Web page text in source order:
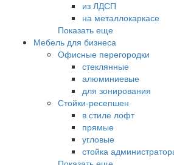
из ЛДСП
на металлокаркасе
Показать еще
Мебель для бизнеса
Офисные перегородки
стеклянные
алюминиевые
для зонирования
Стойки-ресепшен
в стиле лофт
прямые
угловые
стойка